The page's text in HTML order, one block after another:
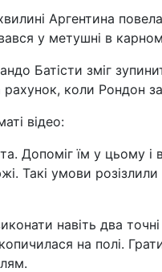
Аргентина
у метушні в
Батісти зміг
рахунок, коли Рондон
відео:
Допоміг їм у цьому
Такі умови
навіть два
на полі.